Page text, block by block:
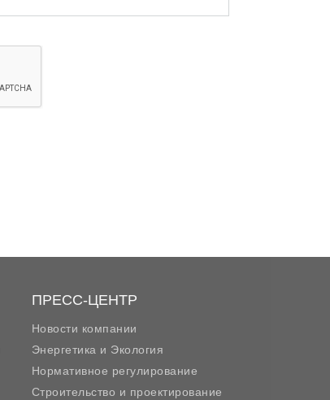
ПРЕСС-ЦЕНТР
Новости компании
Энергетика и Экология
Нормативное регулирование
Строительство и проектирование